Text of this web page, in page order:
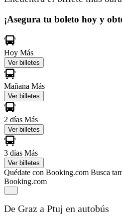
¡Asegura tu boleto hoy y
Hoy Más
Ver billetes
Mañana Más
Ver billetes
2 días Más
Ver billetes
3 días Más
Ver billetes
Quédate con Booking.com Busca
Booking.com
De Graz a Ptuj en autobús